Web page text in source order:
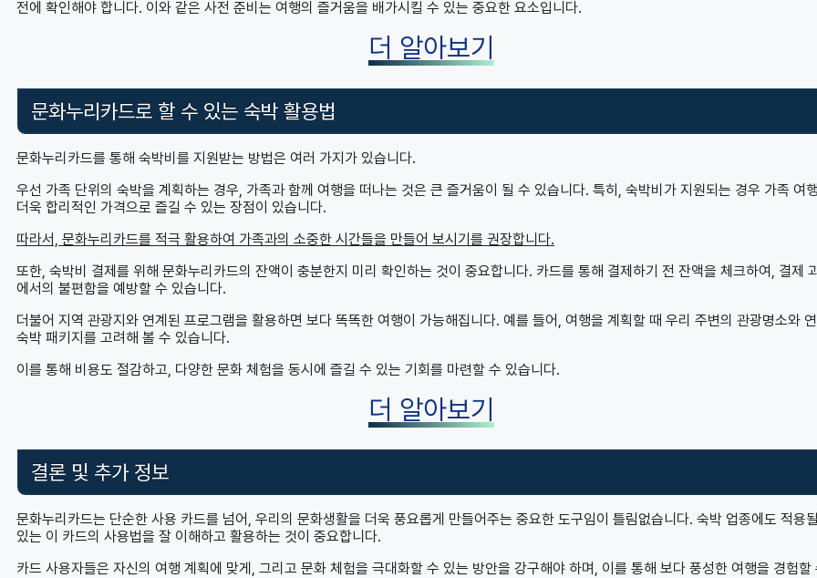
전에 확인해야 합니다. 이와 같은 사전 준비는 여행의 즐거움을 배가시킬 수 있는 중요한 요소입니다.
더 알아보기
문화누리카드로 할 수 있는 숙박 활용법
문화누리카드를 통해 숙박비를 지원받는 방법은 여러 가지가 있습니다.
우선 가족 단위의 숙박을 계획하는 경우, 가족과 함께 여행을 떠나는 것은 큰 즐거움이 될 수 있습니다. 특히, 숙박비가 지원되는 경우 가족 여
더욱 합리적인 가격으로 즐길 수 있는 장점이 있습니다.
따라서, 문화누리카드를 적극 활용하여 가족과의 소중한 시간들을 만들어 보시기를 권장합니다.
또한, 숙박비 결제를 위해 문화누리카드의 잔액이 충분한지 미리 확인하는 것이 중요합니다. 카드를 통해 결제하기 전 잔액을 체크하여, 결제
에서의 불편함을 예방할 수 있습니다.
더불어 지역 관광지와 연계된 프로그램을 활용하면 보다 똑똑한 여행이 가능해집니다. 예를 들어, 여행을 계획할 때 우리 주변의 관광명소와
숙박 패키지를 고려해 볼 수 있습니다.
이를 통해 비용도 절감하고, 다양한 문화 체험을 동시에 즐길 수 있는 기회를 마련할 수 있습니다.
더 알아보기
결론 및 추가 정보
문화누리카드는 단순한 사용 카드를 넘어, 우리의 문화생활을 더욱 풍요롭게 만들어주는 중요한 도구임이 틀림없습니다. 숙박 업종에도 적용
있는 이 카드의 사용법을 잘 이해하고 활용하는 것이 중요합니다.
카드 사용자들은 자신의 여행 계획에 맞게, 그리고 문화 체험을 극대화할 수 있는 방안을 강구해야 하며, 이를 통해 보다 풍성한 여행을 경험할